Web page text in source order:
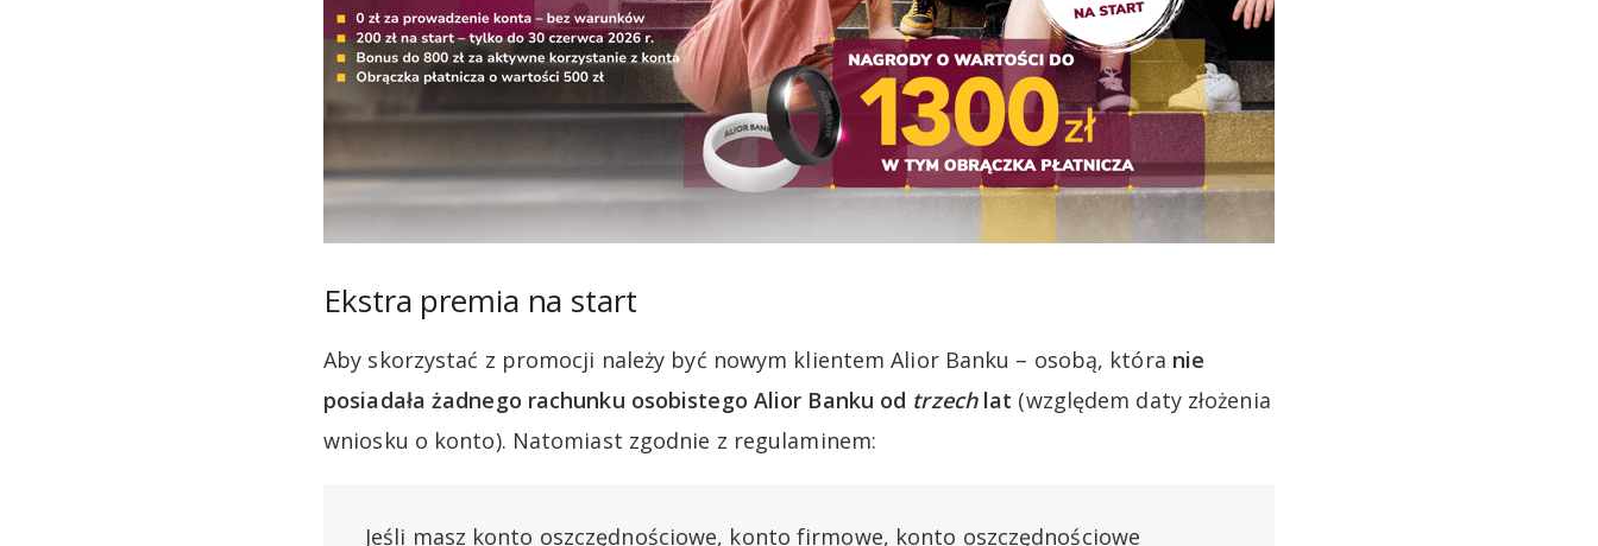
Ekstra premia na start
Aby skorzystać z promocji należy być nowym klientem Alior Banku – osobą, która nie
posiadała żadnego rachunku osobistego Alior Banku od trzechlat (względem daty złożenia
wniosku o konto). Natomiast zgodnie z regulaminem:
Jeśli masz konto oszczędnościowe, konto firmowe, konto oszczędnościowe